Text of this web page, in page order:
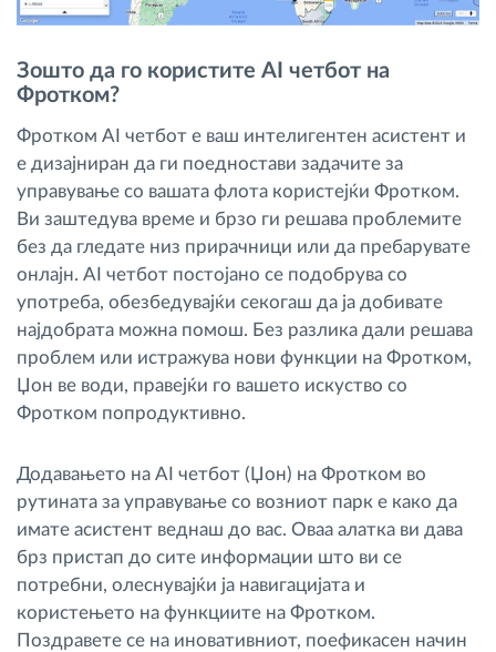
Зошто да го користите AI четбот на
Фротком?
Фротком AI четбот е ваш интелигентен асистент и
е дизајниран да ги поедностави задачите за
управување со вашата флота користејќи Фротком.
Ви заштедува време и брзо ги решава проблемите
без да гледате низ прирачници или да пребарувате
онлајн. AI четбот постојано се подобрува со
употреба, обезбедувајќи секогаш да ја добивате
најдобрата можна помош. Без разлика дали решава
проблем или истражува нови функции на Фротком,
Џон ве води, правејќи го вашето искуство со
Фротком попродуктивно.
Додавањето на AI четбот (Џон) на Фротком во
рутината за управување со возниот парк е како да
имате асистент веднаш до вас. Оваа алатка ви дава
брз пристап до сите информации што ви се
потребни, олеснувајќи ја навигацијата и
користењето на функциите на Фротком.
Поздравете се на иновативниот, поефикасен начин